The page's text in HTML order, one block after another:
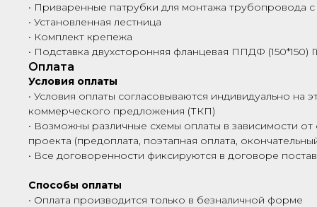
• Приваренные патрубки для монтажа трубопровода
• Установленная лестница
• Комплект крепежа
• Подставка двухсторонняя фланцевая ППДФ (150*150)
Оплата
Условия оплаты
• Условия оплаты согласовываются индивидуально на
коммерческого предложения (ТКП)
• Возможны различные схемы оплаты в зависимости от
проекта (предоплата, поэтапная оплата,
• Все договоренности фиксируются в договоре
Способы оплаты
• Оплата производится только в безналичной форме